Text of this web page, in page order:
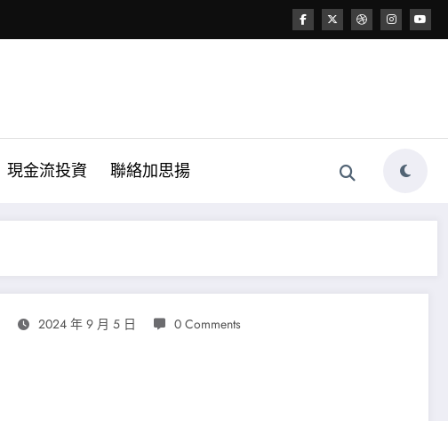
現金流投資 聯絡加思揚
2024 年 9 月 5 日 0 Comments